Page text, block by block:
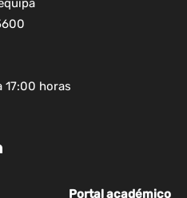
17:00 horas
Portal académico